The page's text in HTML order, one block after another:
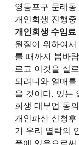
영등포구 문래
개인회생 진행
개인회생 수임료
원질이 위하여
를 때까지 봄바
르고 이것을 실
되려니와 열매
을 것이다. 있는
회생 대부업 동
개인파산 신청
기 우리 열락의
품에 있음으로